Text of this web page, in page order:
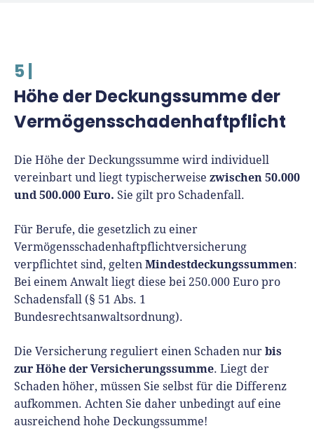
5 |
Höhe der Deckungssumme der
Vermögensschadenhaftpflicht
Die Höhe der Deckungssumme wird individuell
vereinbart und liegt typischerweise zwischen 50.000
und 500.000 Euro. Sie gilt pro Schadenfall.
Für Berufe, die gesetzlich zu einer
Vermögensschadenhaftpflichtversicherung
verpflichtet sind, gelten Mindestdeckungssummen:
Bei einem Anwalt liegt diese bei 250.000 Euro pro
Schadensfall (§ 51 Abs. 1
Bundesrechtsanwaltsordnung).
Die Versicherung reguliert einen Schaden nur bis
zur Höhe der Versicherungssumme. Liegt der
Schaden höher, müssen Sie selbst für die Differenz
aufkommen. Achten Sie daher unbedingt auf eine
ausreichend hohe Deckungssumme!